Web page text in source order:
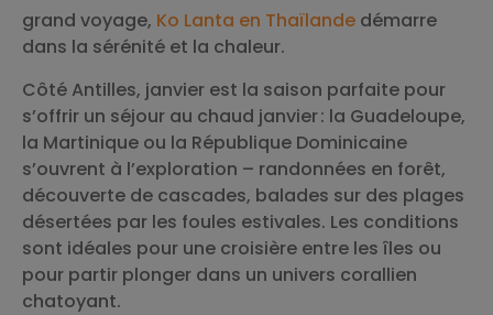
grand voyage, Ko Lanta en Thaïlande démarre
dans la sérénité et la chaleur.
Côté Antilles, janvier est la saison parfaite pour
s’offrir un séjour au chaud janvier : la Guadeloupe,
la Martinique ou la République Dominicaine
s’ouvrent à l’exploration – randonnées en forêt,
découverte de cascades, balades sur des plages
désertées par les foules estivales. Les conditions
sont idéales pour une croisière entre les îles ou
pour partir plonger dans un univers corallien
chatoyant.